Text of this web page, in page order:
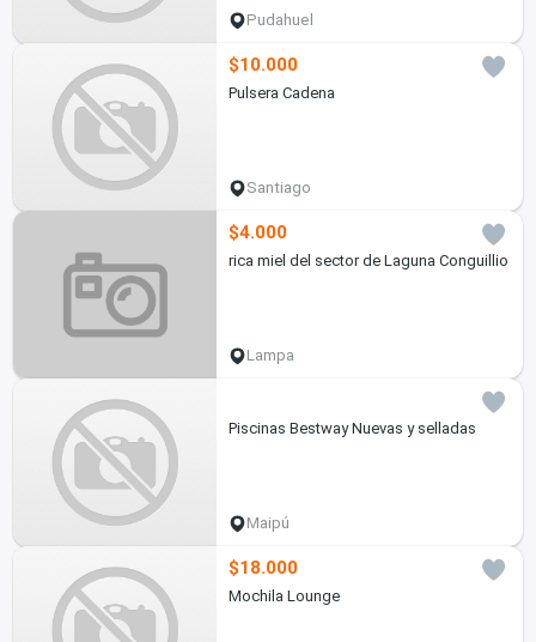
Pudahuel
$10.000
Pulsera Cadena
Santiago
$4.000
rica miel del sector de Laguna Conguillio
Lampa
Piscinas Bestway Nuevas y selladas
Maipú
$18.000
Mochila Lounge